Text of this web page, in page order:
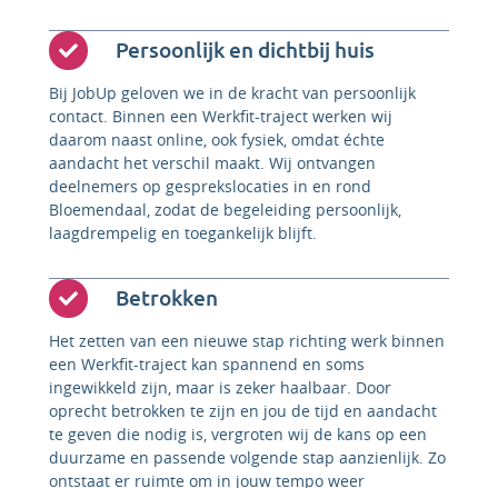
Persoonlijk en dichtbij huis
Bij JobUp geloven we in de kracht van persoonlijk
contact. Binnen een Werkfit-traject werken wij
daarom naast online, ook fysiek, omdat échte
aandacht het verschil maakt. Wij ontvangen
deelnemers op gesprekslocaties in en rond
Bloemendaal, zodat de begeleiding persoonlijk,
laagdrempelig en toegankelijk blijft.
Betrokken
Het zetten van een nieuwe stap richting werk binnen
een Werkfit-traject kan spannend en soms
ingewikkeld zijn, maar is zeker haalbaar. Door
oprecht betrokken te zijn en jou de tijd en aandacht
te geven die nodig is, vergroten wij de kans op een
duurzame en passende volgende stap aanzienlijk. Zo
ontstaat er ruimte om in jouw tempo weer